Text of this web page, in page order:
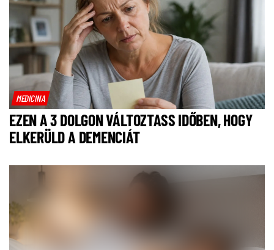
MEDICINA
EZEN A 3 DOLGON VÁLTOZTASS IDŐBEN, HOGY
ELKERÜLD A DEMENCIÁT